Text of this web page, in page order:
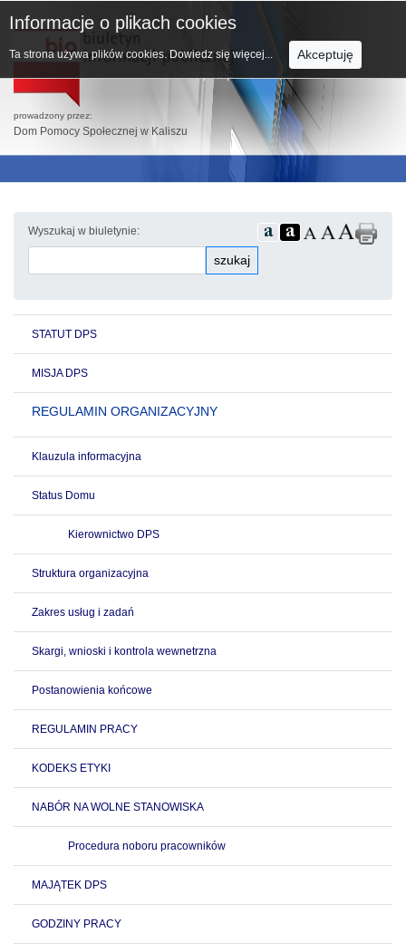
prowadzony przez:
Dom Pomocy Społecznej w Kaliszu
Wyszukaj w biuletynie:
szukaj
STATUT DPS
MISJA DPS
REGULAMIN ORGANIZACYJNY
Klauzula informacyjna
Status Domu
Kierownictwo DPS
Struktura organizacyjna
Zakres usług i zadań
Skargi, wnioski i kontrola wewnetrzna
Postanowienia końcowe
REGULAMIN PRACY
KODEKS ETYKI
NABÓR NA WOLNE STANOWISKA
Procedura noboru pracowników
MAJĄTEK DPS
GODZINY PRACY
Informacje o plikach cookies
Ta strona używa plików cookies. Dowiedz się więcej... Akceptuję